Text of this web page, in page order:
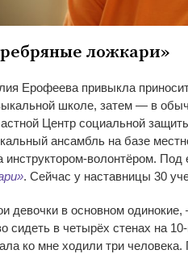
ложкари»
Ерофеева привыкла
школе, затем — в
Центр социальной
ансамбль на базе
инструктором-волонтёром. Под
». Сейчас у наставницы 30
девочки в основном одинокие,
сидеть в четырёх стенах на
ко мне ходили три